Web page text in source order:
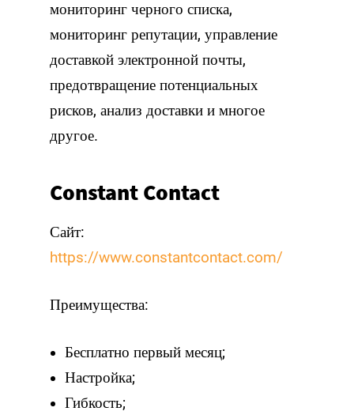
мониторинг черного списка,
мониторинг репутации, управление
доставкой электронной почты,
предотвращение потенциальных
рисков, анализ доставки и многое
другое.
Constant Contact
Сайт:
https://www.constantcontact.com/
Преимущества:
Бесплатно первый месяц;
Настройка;
Гибкость;